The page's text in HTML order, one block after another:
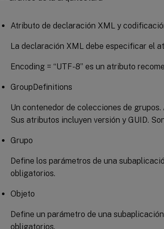
Atributo de declaración XML y
La declaración XML debe especificar el
Encoding = “UTF-8” es un atributo
GroupDefinitions
Un contenedor de colecciones de
Sus atributos incluyen versión y GUID.
Grupo
Define los parámetros de una
obligatorios.
Objeto
Define un parámetro de una
obligatorios.